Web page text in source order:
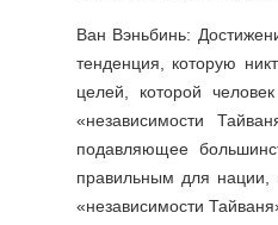
Ван Вэньбинь:
тенденция, которую
целей, которой
«независимости
подавляющее
правильным для нации,
«независимости